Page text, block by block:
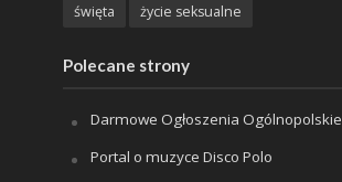
święta
życie seksualne
Polecane strony
Darmowe Ogłoszenia Ogólnopolskie
Portal o muzyce Disco Polo